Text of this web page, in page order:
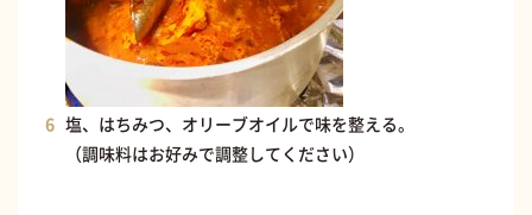
塩、はちみつ、オリーブオイルで味を整える。
（調味料はお好みで調整してください）